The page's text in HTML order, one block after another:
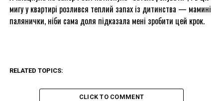
мигу у квартирі розлився теплий запах із дитинства — мамині
палянички, ніби сама доля підказала мені зробити цей крок.
RELATED TOPICS:
CLICK TO COMMENT